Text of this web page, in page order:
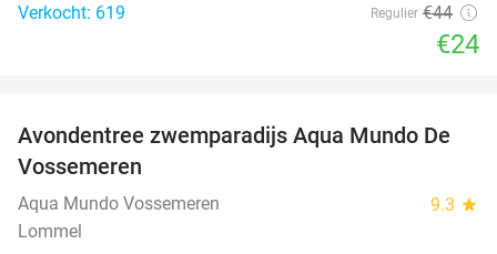
Verkocht: 619
Regulier €44
€24
15%
Avondentree zwemparadijs Aqua Mundo De
Vossemeren
Aqua Mundo Vossemeren 9.3 star
Lommel